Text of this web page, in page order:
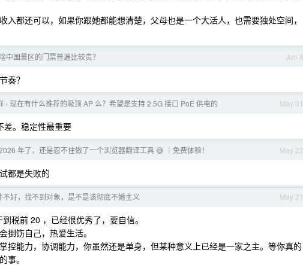
入都还可以，如果你跟她都能想清楚，父母也是一个大活人，也需要独处空间，
Jun 8
中国景区的门票普遍比较贵？
奏？
May 31
› 现在有什么推荐的吸顶 AP 么？希望是支持 2.5G 接口 PoE 供电的
差。稳定性最重要
May 22
年了，还是忍不住做了一个浏览器翻译工具 😅 ｜免费体验！
都是失败的
May 21
不好，找不到对象，是不是该彻底不婚主义
税前 20 ，已经很优秀了，要自信。
捯饬自己，热爱生活。
控能力，协调能力，你虽然还是单身，但某种意义上已经是一家之主。等你真的
事。